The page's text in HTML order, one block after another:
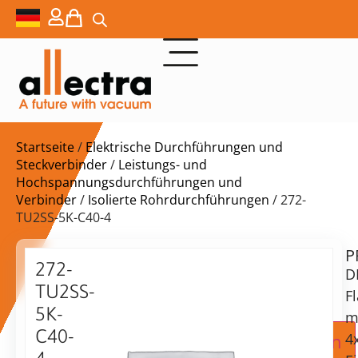
Startseite/ Elektrische Durchführungen und
Steckverbinder/ Leistungs- und
Hochspannungsdurchführungen und
Verbinder/ Isolierte Rohrdurchführungen / 272-
TU2SS-5K-C40-4
272-
TU2SS-
5K-
C40-
auf
Anfrage
Zur Angebotsanfrage hinzufügen